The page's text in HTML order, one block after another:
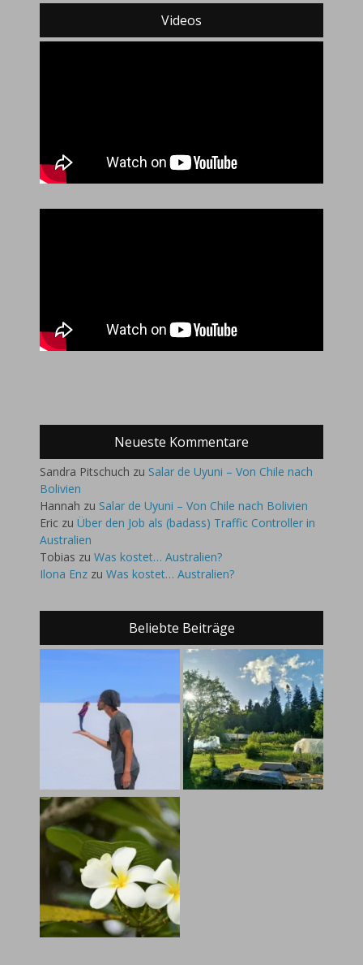
Videos
Neueste Kommentare
Sandra Pitschuch zu Salar de Uyuni – Von Chile nach
Bolivien
Hannah zu Salar de Uyuni – Von Chile nach Bolivien
Eric zu Über den Job als (badass) Traffic Controller in
Australien
Tobias zu Was kostet… Australien?
Ilona Enz zu Was kostet… Australien?
Beliebte Beiträge